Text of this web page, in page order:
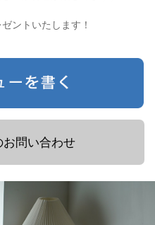
ントいたします！
問い合わせ